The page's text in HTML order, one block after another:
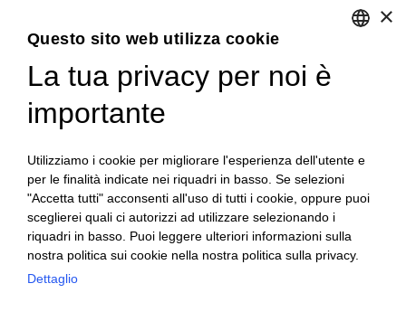
Copyright 2020© Regali Digusto è un marchio di Olio
10022 Carmagnola (TO) - PIVA 07980320019
Creato da:etinet.it
×
Questo sito web utilizza cookie
La tua privacy per noi è
importante
Utilizziamo i cookie per migliorare l'esperienza dell'utente e
per le finalità indicate nei riquadri in basso. Se selezioni
"Accetta tutti" acconsenti all'uso di tutti i cookie, oppure puoi
sceglierei quali ci autorizzi ad utilizzare selezionando i
riquadri in basso. Puoi leggere ulteriori informazioni sulla
nostra politica sui cookie nella nostra politica sulla privacy.
Dettaglio